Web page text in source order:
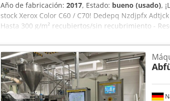
Año de fabricación: 2017, Estado: bueno (usado),
stock Xerox Color C60 / C70! Dedepq Nzdjpfx
Hasta 300 g/m² recubiertos/sin recubrimiento -
escaneo: 600 x 600 ppp - Hasta 300.000